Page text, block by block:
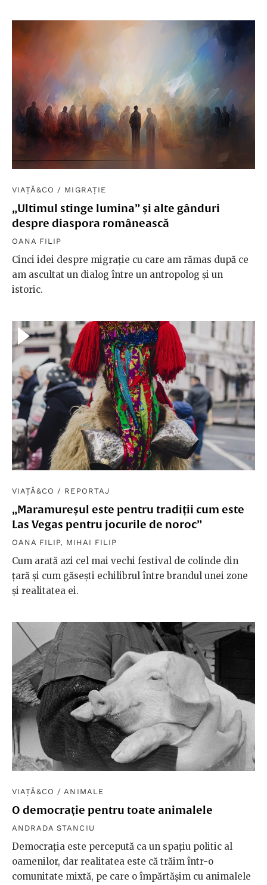
VIAȚĂ&CO / MIGRAȚIE
„Ultimul stinge lumina” și alte gânduri
despre diaspora românească
OANA FILIP
Cinci idei despre migrație cu care am rămas după ce
am ascultat un dialog între un antropolog și un
istoric.
VIAȚĂ&CO / REPORTAJ
„Maramureșul este pentru tradiții cum este
Las Vegas pentru jocurile de noroc”
OANA FILIP, MIHAI FILIP
Cum arată azi cel mai vechi festival de colinde din
țară și cum găsești echilibrul între brandul unei zone
și realitatea ei.
VIAȚĂ&CO /ANIMALE
O democrație pentru toate animalele
ANDRADA STANCIU
Democrația este percepută ca un spațiu politic al
oamenilor, dar realitatea este că trăim într-o
comunitate mixtă, pe care o împărtășim cu animalele